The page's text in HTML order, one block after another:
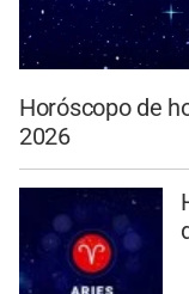
Horóscopo de
2026